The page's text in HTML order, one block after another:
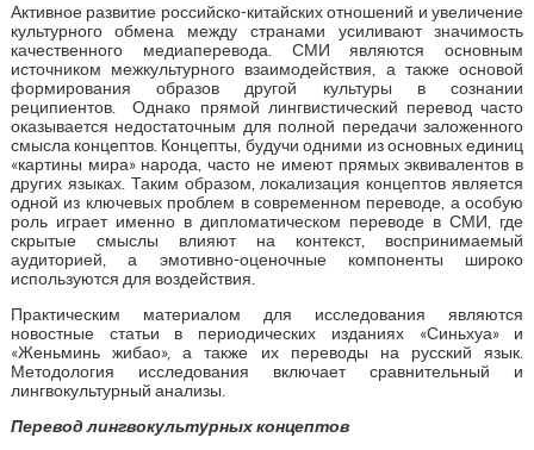
Активное развитие российско-китайских отношений и увеличение
культурного обмена между странами усиливают значимость
качественного медиаперевода. СМИ являются основным
источником межкультурного взаимодействия, а также основой
формирования образов другой культуры в сознании
реципиентов. Однако прямой лингвистический перевод часто
оказывается недостаточным для полной передачи заложенного
смысла концептов. Концепты, будучи одними из основных единиц
«картины мира» народа, часто не имеют прямых эквивалентов в
других языках. Таким образом, локализация концептов является
одной из ключевых проблем в современном переводе, а особую
роль играет именно в дипломатическом переводе в СМИ, где
скрытые смыслы влияют на контекст, воспринимаемый
аудиторией, а эмотивно-оценочные компоненты широко
используются для воздействия.
Практическим материалом для исследования являются
новостные статьи в периодических изданиях «Синьхуа» и
«Женьминь жибао», а также их переводы на русский язык.
Методология исследования включает сравнительный и
лингвокультурный анализы.
Перевод лингвокультурных концептов